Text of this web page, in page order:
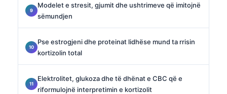
Modelet e stresit, gjumit dhe ushtrimeve që imitojnë
sëmundjen
Pse estrogjeni dhe proteinat lidhëse mund ta rrisin
kortizolin total
Elektrolitet, glukoza dhe të dhënat e CBC që e
riformulojnë interpretimin e kortizolit